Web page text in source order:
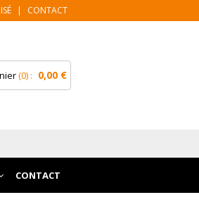
| CONTACT
0 0,00 €
CONTACT